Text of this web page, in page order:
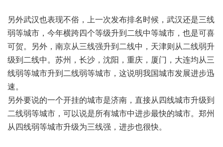
另外武汉也表现不俗，上一次发布排名时候，武汉还是三线
弱等城市，今年横跨四个等级升到二线中等城市，也是可喜
可贺。另外，南京从三线强升到二线中，天津则从二线弱升
级到二线中。苏州，长沙，沈阳，重庆，厦门，大连均从三
线弱等城市升到二线弱等城市，这说明我国城市发展进步迅
速。
另外要说的一个开挂的城市是济南，直接从四线城市升级到
二线弱等城市，可以说是所有城市中进步最快的城市。郑州
从四线弱等城市升级为三线强，进步也很快。